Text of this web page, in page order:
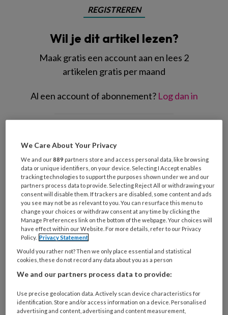
REGISTREREN
Wil je dit artikel lezen?
Maak gratis een account aan en lees 2
artikelen gratis per maand
Al een account of abonnement? Log dan in
je
e-
mailadres?
* *
Kies
je
wachtwoord* *
Kies
je
functie *
Bij
welke
organisatie
je?
Untitled
Ontvang 2x per week de
KinderopvangTotaal nieuwsbrief
We Care About Your Privacy
We and our889 partners store and access personal data, like browsing
data or unique identifiers, on your device. Selecting I Accept enables
tracking technologies to support the purposes shown under we and our
partners process data to provide. Selecting Reject All or withdrawing your
consent will disable them. If trackers are disabled, some content and ads
you see may not be as relevant to you. You can resurface this menu to
change your choices or withdraw consent at any time by clicking the
Manage Preferences link on the bottom of the webpage. Your choices will
have effect within our Website. For more details, refer to our Privacy
Policy. Privacy Statement
Would you rather not? Then we only place essential and statistical
cookies, these do not record any data about you as a person
We and our partners process data to provide:
Use precise geolocation data. Actively scan device characteristics for
identification. Store and/or access information on a device. Personalised
advertising and content, advertising and content measurement,